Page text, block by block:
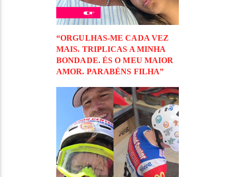
“ORGULHAS-ME CADA VEZ
MAIS. TRIPLICAS A MINHA
BONDADE. ÉS O MEU MAIOR
AMOR. PARABÉNS FILHA”